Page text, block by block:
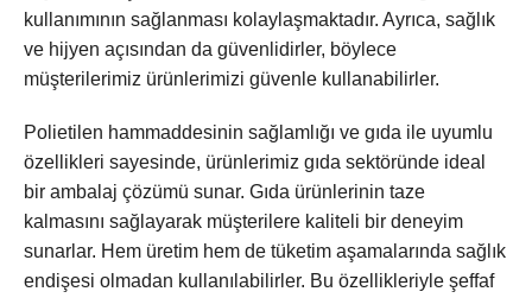
kullanımının sağlanması kolaylaşmaktadır. Ayrıca, sağlık
ve hijyen açısından da güvenlidirler, böylece
müşterilerimiz ürünlerimizi güvenle kullanabilirler.
Polietilen hammaddesinin sağlamlığı ve gıda ile uyumlu
özellikleri sayesinde, ürünlerimiz gıda sektöründe ideal
bir ambalaj çözümü sunar. Gıda ürünlerinin taze
kalmasını sağlayarak müşterilere kaliteli bir deneyim
sunarlar. Hem üretim hem de tüketim aşamalarında sağlık
endişesi olmadan kullanılabilirler. Bu özellikleriyle şeffaf